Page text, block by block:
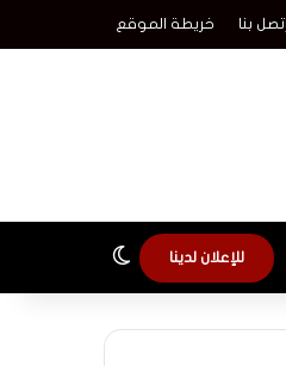
إتصل بنا خريطة الموقع
للإعلان لدينا الوضع المظلم